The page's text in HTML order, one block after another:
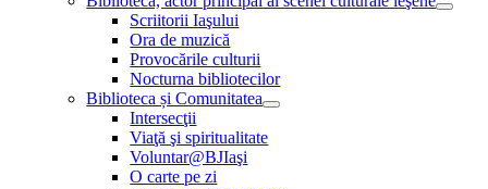
Scriitorii Iaşului
Ora de muzică
Provocările culturii
Nocturna bibliotecilor
Biblioteca și Comunitatea
Intersecţii
Viaţă şi spiritualitate
Voluntar@BJIaşi
O carte pe zi